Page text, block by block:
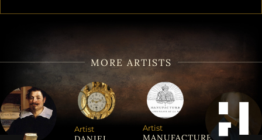
MORE ARTISTS
Artist Artist
MANUFACTURE